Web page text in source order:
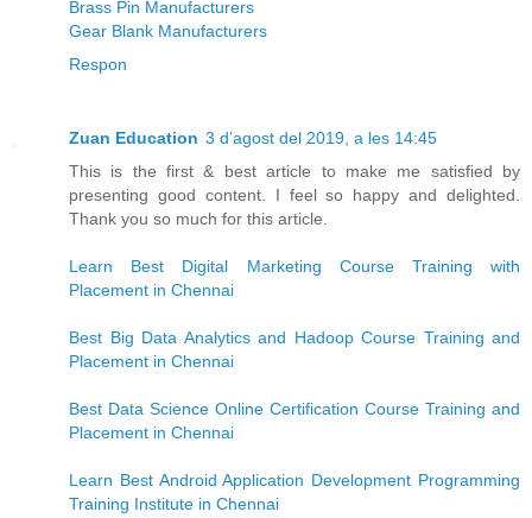
Brass Pin Manufacturers
Gear Blank Manufacturers
Respon
Zuan Education 3 d’agost del 2019, a les 14:45
This is the first & best article to make me satisfied by
presenting good content. I feel so happy and delighted.
Thank you so much for this article.
Learn Best Digital Marketing Course Training with
Placement in Chennai
Best Big Data Analytics and Hadoop Course Training and
Placement in Chennai
Best Data Science Online Certification Course Training and
Placement in Chennai
Learn Best Android Application Development Programming
Training Institute in Chennai